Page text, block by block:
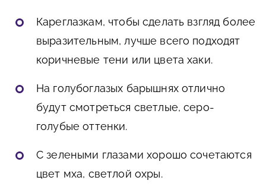
Кареглазкам, чтобы сделать взгляд более
выразительным, лучше всего подходят
коричневые тени или цвета хаки.
На голубоглазых барышнях отлично
будут смотреться светлые, серо-
голубые оттенки.
С зелеными глазами хорошо сочетаются
цвет мха, светлой охры.